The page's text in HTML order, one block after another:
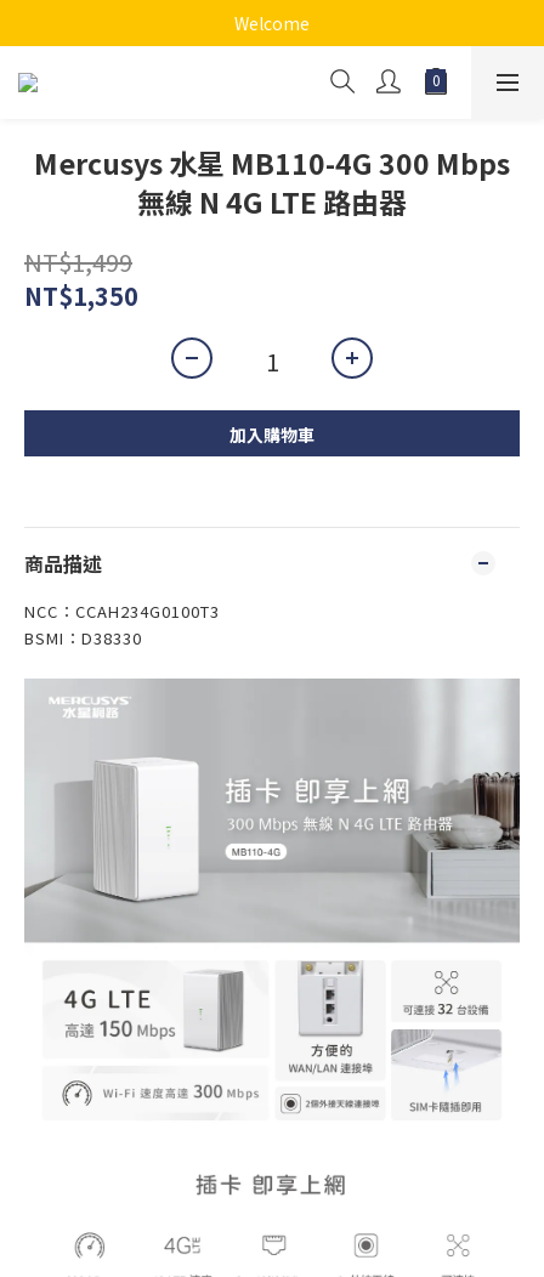
Welcome
Mercusys 水星 MB110-4G 300 Mbps
無線 N 4G LTE 路由器
NT$1,499
NT$1,350
加入購物車
商品描述
NCC：CCAH234G0100T3
BSMI： D38330